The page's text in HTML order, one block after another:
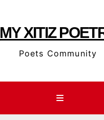
MY XITIZ
Poets Community